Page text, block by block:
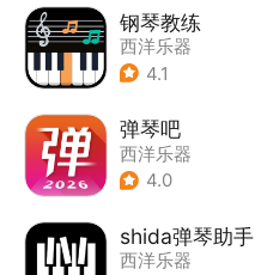
钢琴教练
西洋乐器
4.1
弹琴吧
西洋乐器
4.0
shida弹琴助手
西洋乐器